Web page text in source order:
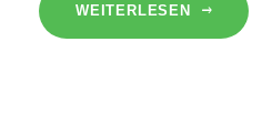
WEITERLESEN